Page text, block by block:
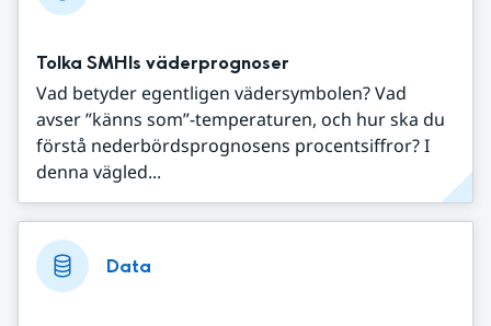
Tolka SMHIs väderprognoser
Vad betyder egentligen vädersymbolen? Vad
avser ”känns som”-temperaturen, och hur ska du
förstå nederbördsprognosens procentsiffror? I
denna vägled...
Data